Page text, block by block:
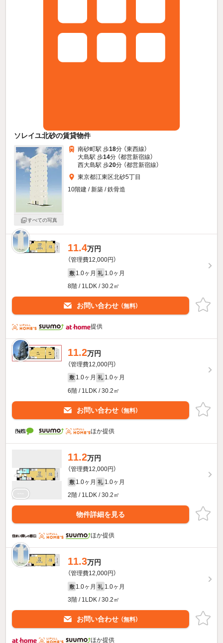
ソレイユ北砂の賃貸物件
すべての写真
南砂町駅 歩18分 （東西線）
大島駅 歩14分 （都営新宿線）
西大島駅 歩20分 （都営新宿線）
東京都江東区北砂5丁目
10階建 / 新築 / 鉄骨造
11.4万円
（管理費12,000円）
敷 1.0ヶ月 礼 1.0ヶ月
8階 / 1LDK / 30.2㎡
お問い合わせ （無料）
提供
11.2万円
（管理費12,000円）
敷 1.0ヶ月 礼 1.0ヶ月
6階 / 1LDK / 30.2㎡
お問い合わせ （無料）
ほか提供
11.2万円
（管理費12,000円）
敷 1.0ヶ月 礼 1.0ヶ月
2階 / 1LDK / 30.2㎡
物件詳細を見る
ほか提供
11.3万円
（管理費12,000円）
敷 1.0ヶ月 礼 1.0ヶ月
3階 / 1LDK / 30.2㎡
お問い合わせ （無料）
ほか提供